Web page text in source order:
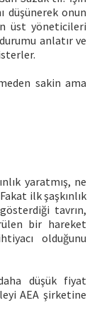
düşünerek onun
üst yöneticileri
anlatır ve
sakin ama
yaratmış, ne
ilk şaşkınlık
tavrın,
bir hareket
olduğunu
düşük fiyat
AEA şirketine